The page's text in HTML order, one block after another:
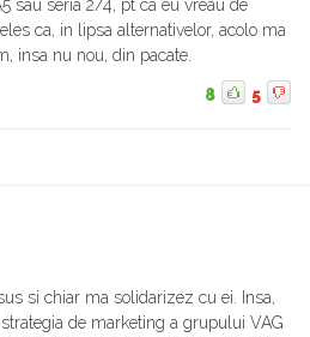
sau seria 2/4, pt ca eu vreau de
ca, in lipsa alternativelor, acolo ma
insa nu nou, din pacate.
8 5
si chiar ma solidarizez cu ei. Insa,
de marketing a grupului VAG